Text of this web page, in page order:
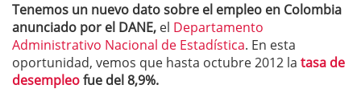
Tenemos un nuevo dato sobre el empleo en Colombia
anunciado por el DANE, el Departamento
Administrativo Nacional de Estadística. En esta
oportunidad, vemos que hasta octubre 2012 la tasa de
desempleofue del 8,9%.